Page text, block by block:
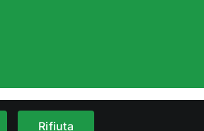
Rifiuta